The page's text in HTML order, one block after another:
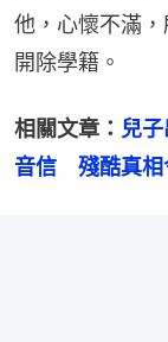
他，心懷不滿
開除學籍。
相關文章： 兒
音信　殘酷真